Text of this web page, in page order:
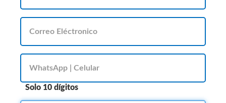
Solo 10 dígitos